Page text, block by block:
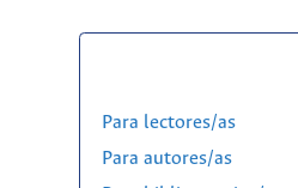
Para lectores/as
Para autores/as